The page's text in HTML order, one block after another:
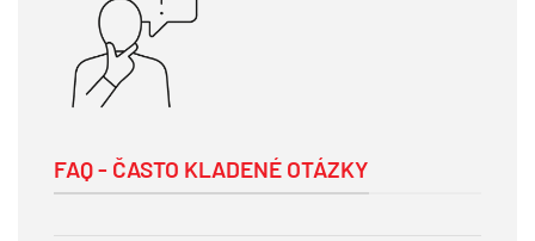
FAQ - ČASTO KLADENÉ OTÁZKY